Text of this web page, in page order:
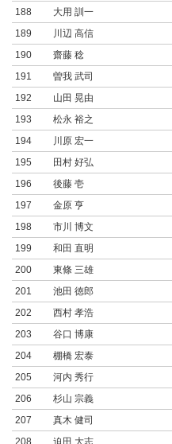
188
大用 訓一
189
川辺 高信
190
齋藤 稔
191
曽我 武司
192
山田 晃由
193
松永 裕之
194
川原 宏一
195
田村 好弘
196
後藤 壱
197
金原 亨
198
市川 博文
199
和田 直明
200
東條 三雄
201
池田 徳郎
202
西村 孝浩
203
谷口 博康
204
棚橋 宏泰
205
河内 秀行
206
杉山 宗義
207
真木 健司
208
迫田 大志